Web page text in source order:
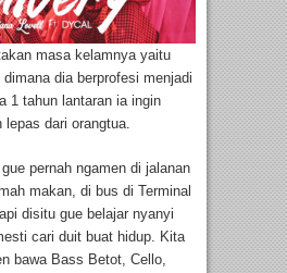
masa kelamnya yaitu
dia berprofesi menjadi
1 tahun lantaran ia ingin
lepas dari orangtua.
pernah ngamen di jalanan
makan, di bus di Terminal
disitu gue belajar nyanyi
cari duit buat hidup. Kita
bawa Bass Betot, Cello,